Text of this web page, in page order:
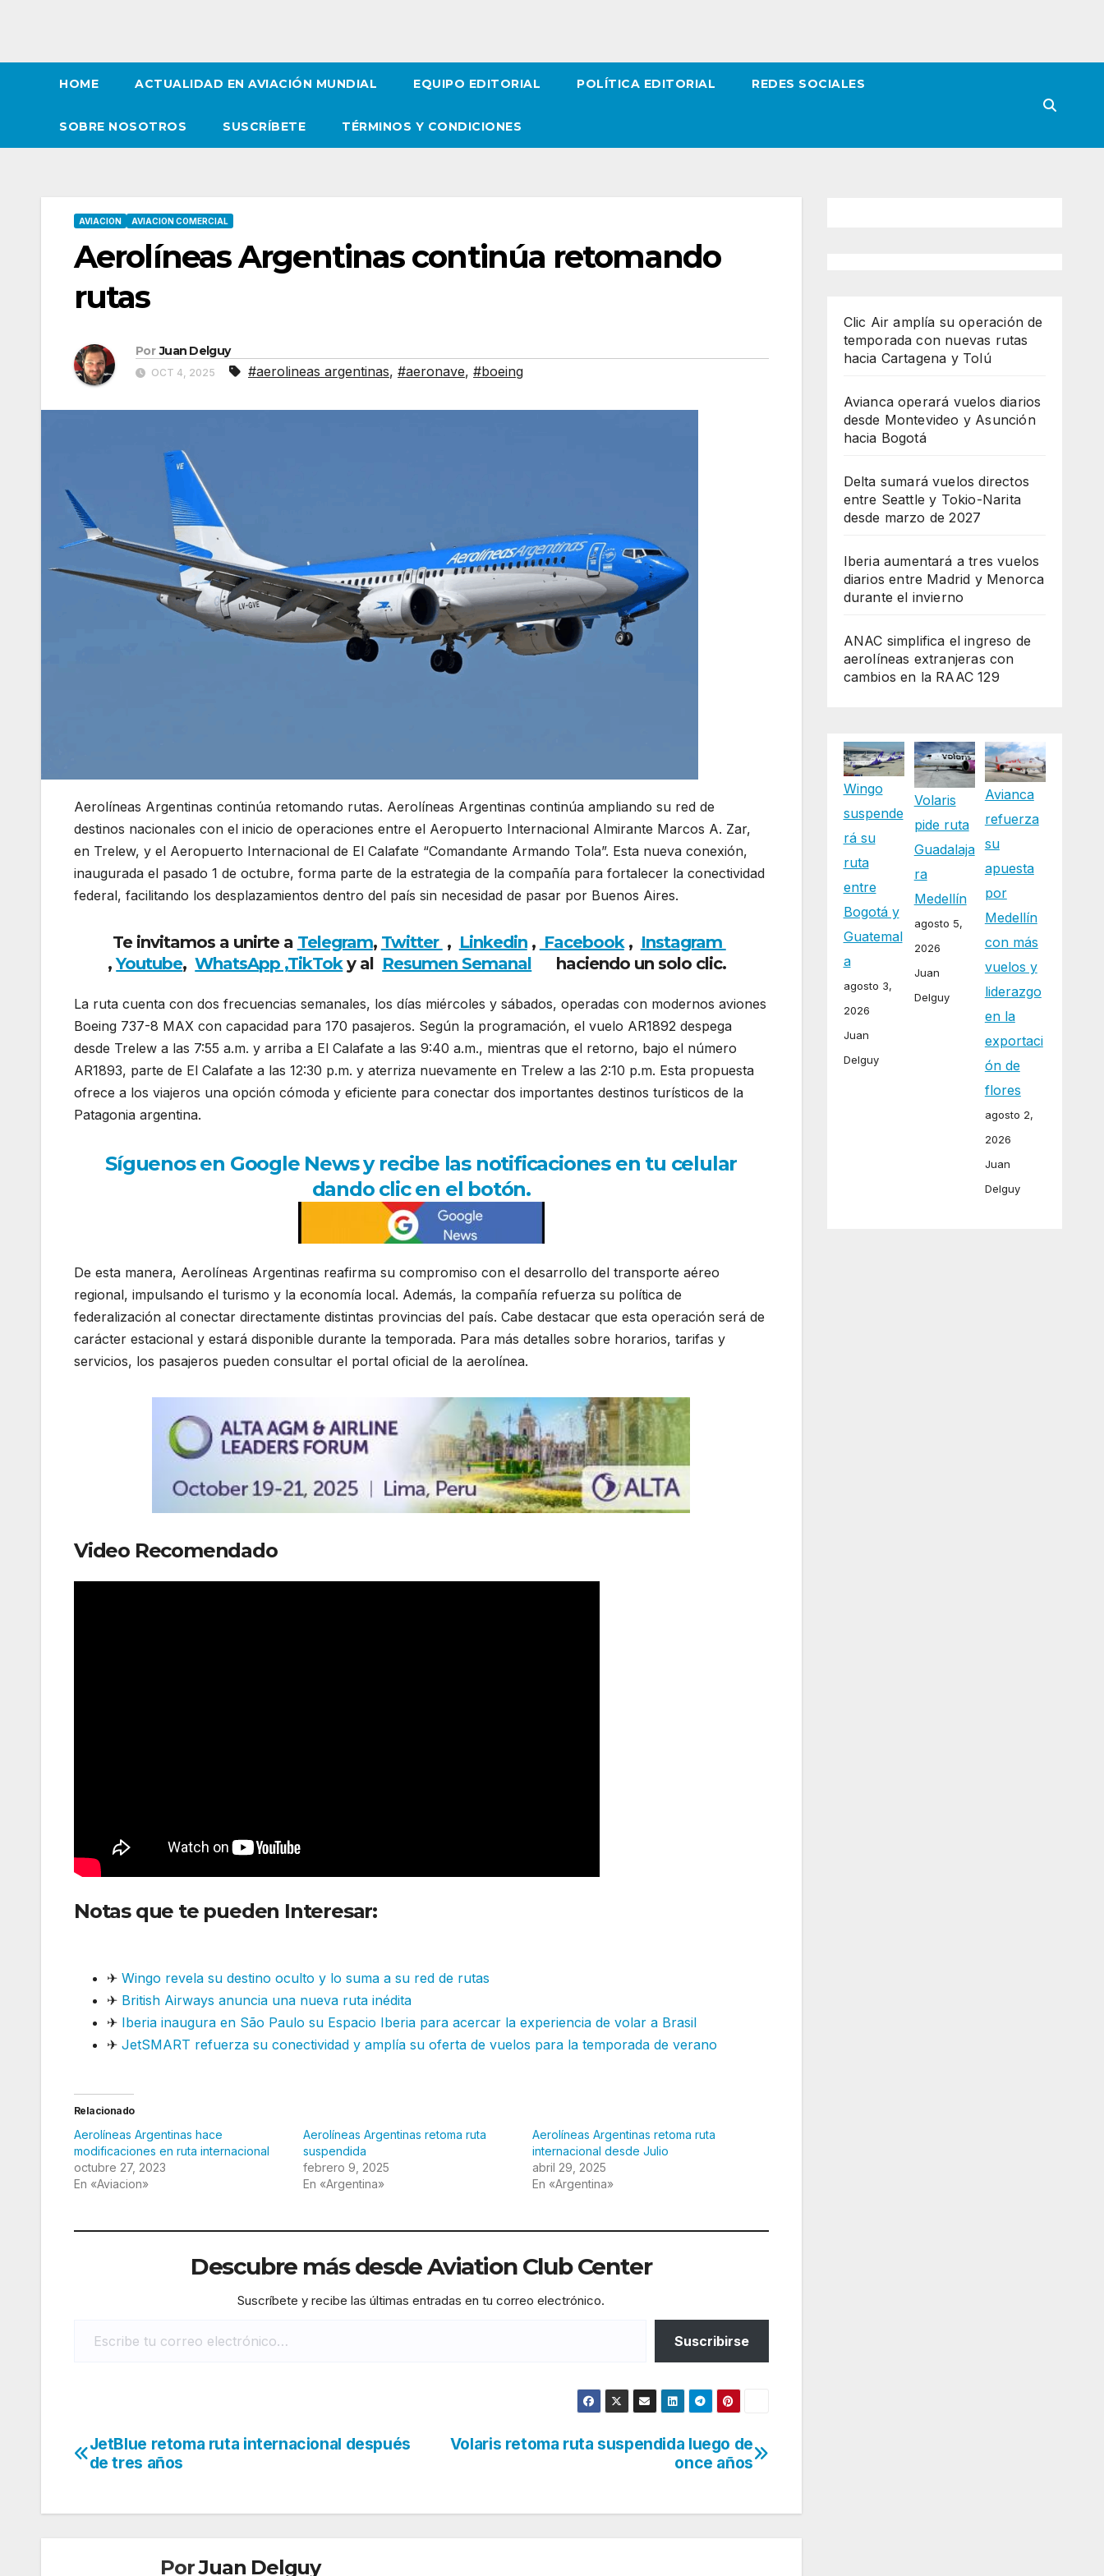
HOME ACTUALIDAD EN AVIACIÓN MUNDIAL EQUIPO EDITORIAL POLÍTICA EDITORIAL REDES SOCIALES
SOBRE NOSOTROS SUSCRÍBETE TÉRMINOS Y CONDICIONES
AVIACION AVIACION COMERCIAL
Aerolíneas Argentinas continúa retomando
rutas
Por Juan Delguy
OCT 4, 2025 #aerolineas argentinas, #aeronave, #boeing
Aerolíneas Argentinas continúa retomando rutas. Aerolíneas Argentinas continúa ampliando su red de
destinos nacionales con el inicio de operaciones entre el Aeropuerto Internacional Almirante Marcos A. Zar,
en Trelew, y el Aeropuerto Internacional de El Calafate “Comandante Armando Tola”. Esta nueva conexión,
inaugurada el pasado 1 de octubre, forma parte de la estrategia de la compañía para fortalecer la conectividad
federal, facilitando los desplazamientos dentro del país sin necesidad de pasar por Buenos Aires.
Te invitamos a unirte a Telegram, Twitter , Linkedin, Facebook, Instagram
,Youtube,WhatsApp ,TikToky al Resumen Semanal haciendo un solo clic.
La ruta cuenta con dos frecuencias semanales, los días miércoles y sábados, operadas con modernos aviones
Boeing 737-8 MAX con capacidad para 170 pasajeros. Según la programación, el vuelo AR1892 despega
desde Trelew a las 7:55 a.m. y arriba a El Calafate a las 9:40 a.m., mientras que el retorno, bajo el número
AR1893, parte de El Calafate a las 12:30 p.m. y aterriza nuevamente en Trelew a las 2:10 p.m. Esta propuesta
ofrece a los viajeros una opción cómoda y eficiente para conectar dos importantes destinos turísticos de la
Patagonia argentina.
Síguenos en Google News y recibe las notificaciones en tu celular
dando clic en el botón.
De esta manera, Aerolíneas Argentinas reafirma su compromiso con el desarrollo del transporte aéreo
regional, impulsando el turismo y la economía local. Además, la compañía refuerza su política de
federalización al conectar directamente distintas provincias del país. Cabe destacar que esta operación será de
carácter estacional y estará disponible durante la temporada. Para más detalles sobre horarios, tarifas y
servicios, los pasajeros pueden consultar el portal oficial de la aerolínea.
Video Recomendado
Notas que te pueden Interesar:
✈ Wingo revela su destino oculto y lo suma a su red de rutas
✈ British Airways anuncia una nueva ruta inédita
✈ Iberia inaugura en São Paulo su Espacio Iberia para acercar la experiencia de volar a Brasil
✈ JetSMART refuerza su conectividad y amplía su oferta de vuelos para la temporada de verano
Relacionado
Aerolíneas Argentinas hace
modificaciones en ruta internacional
octubre 27, 2023
En «Aviacion»
Aerolíneas Argentinas retoma ruta
suspendida
febrero 9, 2025
En «Argentina»
Aerolíneas Argentinas retoma ruta
internacional desde Julio
abril 29, 2025
En «Argentina»
Descubre más desde Aviation Club Center
Suscríbete y recibe las últimas entradas en tu correo electrónico.
Suscribirse
Navegación
entradas
Volaris retoma ruta suspendida luego de
once años
JetBlue retoma ruta internacional después
de tres años
PorJuan Delguy
Clic Air amplía su operación de
temporada con nuevas rutas
hacia Cartagena y Tolú
Avianca operará vuelos diarios
desde Montevideo y Asunción
hacia Bogotá
Delta sumará vuelos directos
entre Seattle y Tokio-Narita
desde marzo de 2027
Iberia aumentará a tres vuelos
diarios entre Madrid y Menorca
durante el invierno
ANAC simplifica el ingreso de
aerolíneas extranjeras con
cambios en la RAAC 129
Wingo
suspende
rá su
ruta
entre
Bogotá y
Guatemal
a
agosto 3,
2026
Juan
Delguy
Volaris
pide ruta
Guadalaja
ra
Medellín
agosto 5,
2026
Juan
Delguy
Avianca
refuerza
su
apuesta
por
Medellín
con más
vuelos y
liderazgo
en la
exportaci
ón de
flores
agosto 2,
2026
Juan
Delguy